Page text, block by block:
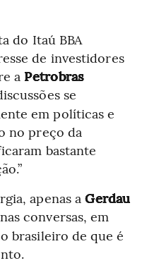
do Itaú BBA
de investidores
a Petrobras
se
em políticas e
no preço da
bastante
apenas aGerdau
conversas, em
brasileiro de que é